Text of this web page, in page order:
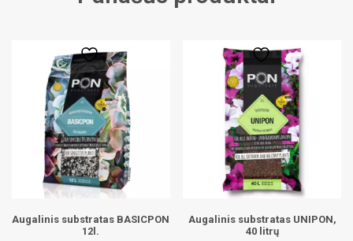
Augalinis substratas BASICPON
12l.
Augalinis substratas UNIPON,
40 litrų